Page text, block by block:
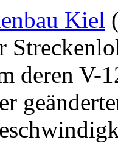
Kiel
deren V-